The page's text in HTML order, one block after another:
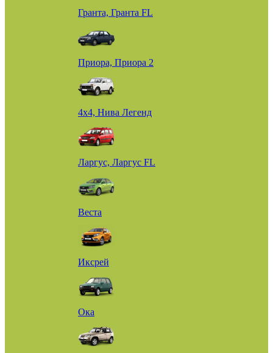
Гранта, Гранта FL
Приора, Приора 2
4х4, Нива Легенд
Ларгус, Ларгус FL
Веста
Иксрей
Ока